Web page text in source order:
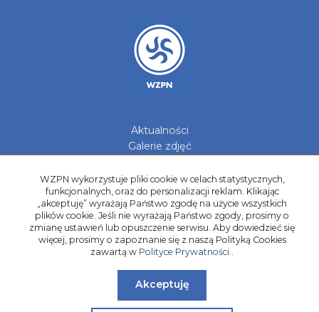
Aktualności
Galerie zdjęć
Kadry Regionów
Program Grantowy
Dziewczyny do Piłki
WZPN wykorzystuje pliki cookie w celach statystycznych,
funkcjonalnych, oraz do personalizacji reklam. Klikając
„akceptuję” wyrażają Państwo zgodę na użycie wszystkich
plików cookie. Jeśli nie wyrażają Państwo zgody, prosimy o
zmianę ustawień lub opuszczenie serwisu. Aby dowiedzieć się
więcej, prosimy o zapoznanie się z naszą Polityką Cookies
zawartą w Polityce Prywatności..
Akceptuję